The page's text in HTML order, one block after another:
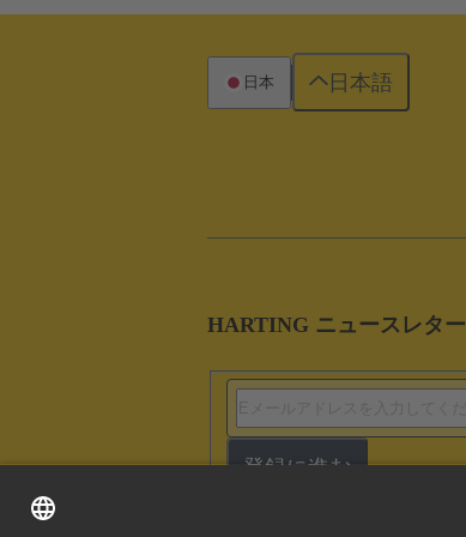
HARTING ニュースレター
登録に進む
日本 日本語